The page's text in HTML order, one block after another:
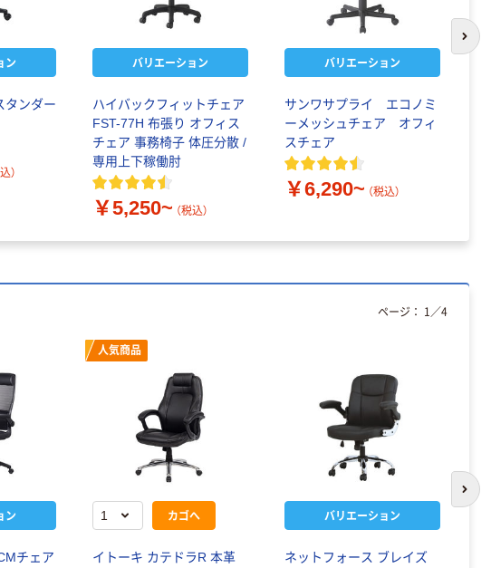
ン
タンダー
）
バリエーション
ハイバックフィットチェア
FST-77H 布張り オフィス
チェア 事務椅子 体圧分散 /
専用上下稼働肘
￥5,250~ （税込）
バリエーション
サンワサプライ エコノミ
ーメッシュチェア オフィ
スチェア
￥6,290~ （税込）
次
ン
チェア
人気商品
カゴへ
イトーキ カテドラR 本革
バリエーション
ネットフォース ブレイズ
ページ： 1 ／4
次